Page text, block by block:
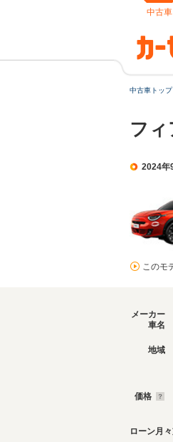
中古車
中古車トップ
フィ
2024年
このモ
メーカー
車名
地域
価格
ローン月